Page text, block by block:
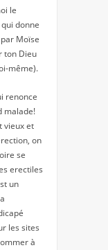
le
donne
Moïse
ton Dieu
même).
renonce
malade!
vieux et
on
se
erectiles
un
les sites
à